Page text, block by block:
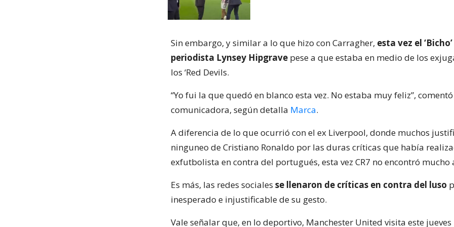
Sin embargo, y similar a lo que hizo con Carragher, esta vez el
periodista Lynsey Hipgrave pese a que estaba en medio de los
los ‘Red Devils.
“Yo fui la que quedó en blanco esta vez. No estaba muy feliz”,
comunicadora, según detalla Marca.
A diferencia de lo que ocurrió con el ex Liverpool, donde muchos
ninguneo de Cristiano Ronaldo por las duras críticas que había
exfutbolista en contra del portugués, esta vez CR7 no encontró mucho
Es más, las redes sociales se llenaron de críticas en contra del luso
inesperado e injustificable de su gesto.
Vale señalar que, en lo deportivo, Manchester United visita este jueves